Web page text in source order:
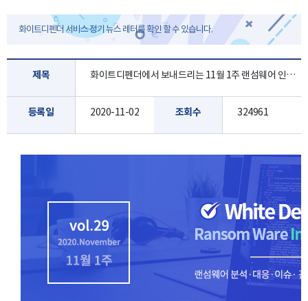
화이트디펜더 서비스 정기 뉴스 레터를 확인 할 수 있습니다.
제목 화이트디펜더에서 보내드리는 11월 1주 랜섬웨어 인포 레터 입니다.
등록일 2020-11-02 조회수 324961